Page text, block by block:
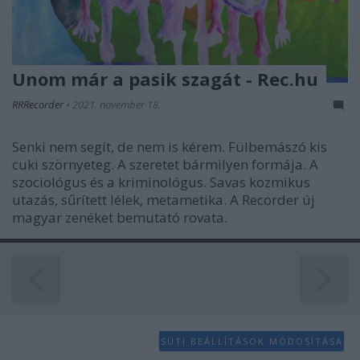
Unom már a pasik szagát - Rec.hu
RRRecorder • 2021. november 18.
Senki nem segít, de nem is kérem. Fülbemászó kis
cuki szörnyeteg. A szeretet bármilyen formája. A
szociológus és a kriminológus. Savas kozmikus
utazás, sűrített lélek, metametika. A Recorder új
magyar zenéket bemutató rovata.
SÜTI BEÁLLÍTÁSOK MÓDOSÍTÁSA